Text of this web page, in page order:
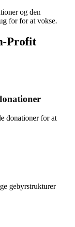
og den
for for at vokse.
Profit
donationer for at
gebyrstrukturer